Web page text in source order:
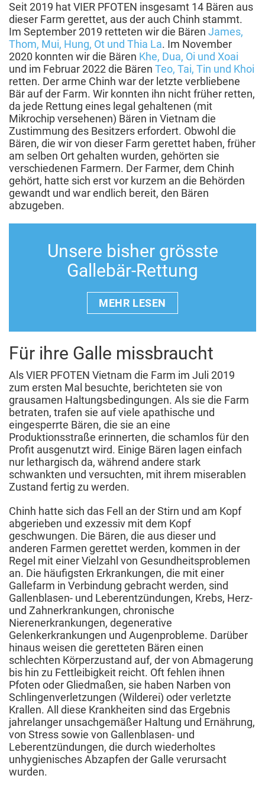
Seit 2019 hat VIER PFOTEN insgesamt 14 Bären aus
dieser Farm gerettet, aus der auch Chinh stammt.
Im September 2019 retteten wir die Bären James,
Thom, Mui, Hung, Ot und Thia La. Im November
2020 konnten wir die Bären Khe, Dua, Oi und Xoai
und im Februar 2022 die Bären Teo, Tai, Tin und Khoi
retten. Der arme Chinh war der letzte verbliebene
Bär auf der Farm. Wir konnten ihn nicht früher retten,
da jede Rettung eines legal gehaltenen (mit
Mikrochip versehenen) Bären in Vietnam die
Zustimmung des Besitzers erfordert. Obwohl die
Bären, die wir von dieser Farm gerettet haben, früher
am selben Ort gehalten wurden, gehörten sie
verschiedenen Farmern. Der Farmer, dem Chinh
gehört, hatte sich erst vor kurzem an die Behörden
gewandt und war endlich bereit, den Bären
abzugeben.
Unsere bisher grösste
Gallebär-Rettung
MEHR LESEN
Für ihre Galle missbraucht
Als VIER PFOTEN Vietnam die Farm im Juli 2019
zum ersten Mal besuchte, berichteten sie von
grausamen Haltungsbedingungen. Als sie die Farm
betraten, trafen sie auf viele apathische und
eingesperrte Bären, die sie an eine
Produktionsstraße erinnerten, die schamlos für den
Profit ausgenutzt wird. Einige Bären lagen einfach
nur lethargisch da, während andere stark
schwankten und versuchten, mit ihrem miserablen
Zustand fertig zu werden.
Chinh hatte sich das Fell an der Stirn und am Kopf
abgerieben und exzessiv mit dem Kopf
geschwungen. Die Bären, die aus dieser und
anderen Farmen gerettet werden, kommen in der
Regel mit einer Vielzahl von Gesundheitsproblemen
an. Die häufigsten Erkrankungen, die mit einer
Gallefarm in Verbindung gebracht werden, sind
Gallenblasen- und Leberentzündungen, Krebs, Herz-
und Zahnerkrankungen, chronische
Nierenerkrankungen, degenerative
Gelenkerkrankungen und Augenprobleme. Darüber
hinaus weisen die geretteten Bären einen
schlechten Körperzustand auf, der von Abmagerung
bis hin zu Fettleibigkeit reicht. Oft fehlen ihnen
Pfoten oder Gliedmaßen, sie haben Narben von
Schlingenverletzungen (Wilderei) oder verletzte
Krallen. All diese Krankheiten sind das Ergebnis
jahrelanger unsachgemäßer Haltung und Ernährung,
von Stress sowie von Gallenblasen- und
Leberentzündungen, die durch wiederholtes
unhygienisches Abzapfen der Galle verursacht
wurden.